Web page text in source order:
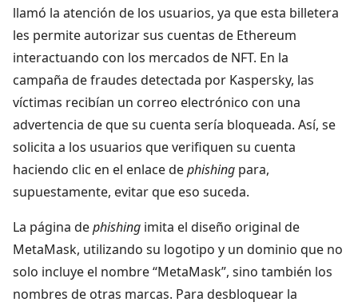
llamó la atención de los usuarios, ya que esta billetera
les permite autorizar sus cuentas de Ethereum
interactuando con los mercados de NFT. En la
campaña de fraudes detectada por Kaspersky, las
víctimas recibían un correo electrónico con una
advertencia de que su cuenta sería bloqueada. Así, se
solicita a los usuarios que verifiquen su cuenta
haciendo clic en el enlace dephishing para,
supuestamente, evitar que eso suceda.
La página dephishing imita el diseño original de
MetaMask, utilizando su logotipo y un dominio que no
solo incluye el nombre “MetaMask”, sino también los
nombres de otras marcas. Para desbloquear la